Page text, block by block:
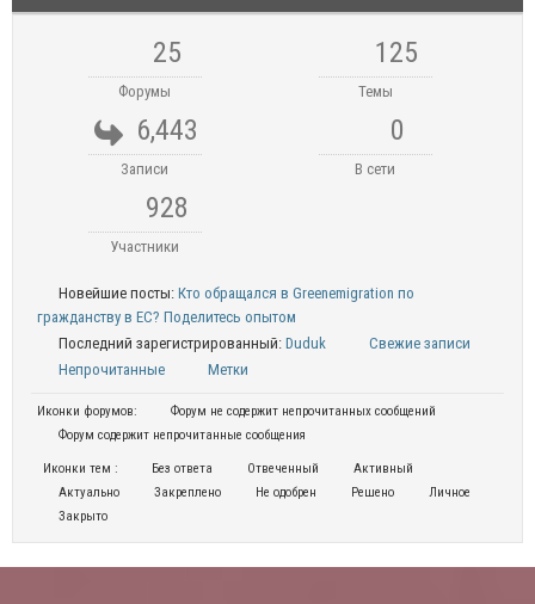
25
Форумы
125
Темы
6,443
Записи
0
В сети
928
Участники
Новейшие посты: Кто обращался в Greenemigration по
гражданству в ЕС? Поделитесь опытом
Последний зарегистрированный: Duduk
Свежие записи
Непрочитанные
Метки
Иконки форумов:
Форум не содержит непрочитанных сообщений
Форум содержит непрочитанные сообщения
Иконки тем : Без ответа Отвеченный
Активный
Актуально
Закреплено Не одобрен Решено
Личное
Закрыто